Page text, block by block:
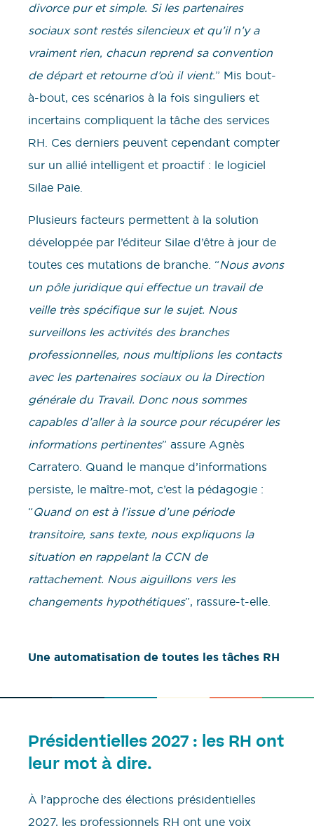
divorce pur et simple. Si les partenaires
sociaux sont restés silencieux et qu’il n’y a
vraiment rien, chacun reprend sa convention
de départ et retourne d’où il vient.” Mis bout-
à-bout, ces scénarios à la fois singuliers et
incertains compliquent la tâche des services
RH. Ces derniers peuvent cependant compter
sur un allié intelligent et proactif : le logiciel
Silae Paie.
Plusieurs facteurs permettent à la solution
développée par l’éditeur Silae d’être à jour de
toutes ces mutations de branche. “Nous avons
un pôle juridique qui effectue un travail de
veille très spécifique sur le sujet. Nous
surveillons les activités des branches
professionnelles, nous multiplions les contacts
avec les partenaires sociaux ou la Direction
générale du Travail. Donc nous sommes
capables d’aller à la source pour récupérer les
informations pertinentes” assure Agnès
Carratero. Quand le manque d’informations
persiste, le maître-mot, c’est la pédagogie :
“Quand on est à l’issue d’une période
transitoire, sans texte, nous expliquons la
situation en rappelant la CCN de
rattachement. Nous aiguillons vers les
changements hypothétiques”, rassure-t-elle.
Une automatisation de toutes les tâches RH
Présidentielles 2027 : les RH ont
leur mot à dire.
À l’approche des élections présidentielles
2027, les professionnels RH ont une voix